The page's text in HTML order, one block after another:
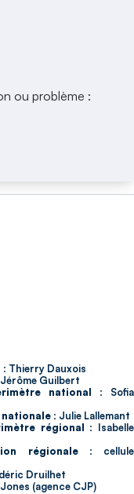
ou problème :
: Thierry Dauxois
Jérôme Guilbert
national : Sofia
: Julie Lallemant
régional : Isabelle
régionale : cellule
Druilhet
(agence CJP)